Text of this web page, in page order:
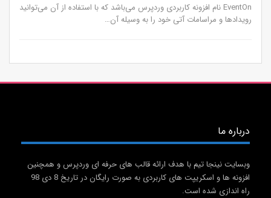
EventOn نام افزونه کاربردی وردپرس می‌باشد که با استفاده از آن می‌توانید
رویدادها و مراسامات آتی خود را به وسیله آن…
درباره ما
وبسایت نینجا تیم با هدف ارائه قالب های حرفه ای وردپرس و همچنین
افزونه ها و اسکریپت های کاربردی به صورت رایگان در تاریخ 8 دی 98
راه اندازی شده است.